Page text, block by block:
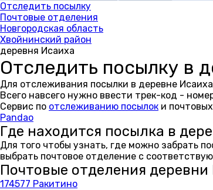
Отследить посылку
Почтовые отделения
Новгородская область
Хвойнинский район
деревня Исаиха
Отследить посылку в
Для отслеживания посылки в деревне
Всего навсего нужно ввести трек-код -
Сервис по отслеживанию посылок и
Pandao
Где находится посылка в
Для того чтобы узнать, где можно забрать
выбрать почтовое отделение с
Почтовые отделения деревни
174577 Ракитино